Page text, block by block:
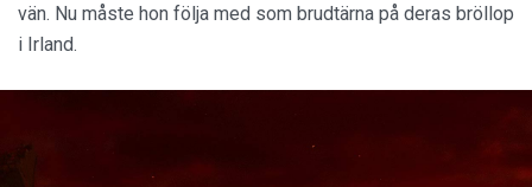
vän. Nu måste hon följa med som brudtärna på deras bröllop
i Irland.